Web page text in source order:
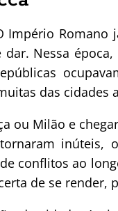
Império Romano
Nessa
das cidades
ou Milão e
inúteis,
conflitos ao
de se render,